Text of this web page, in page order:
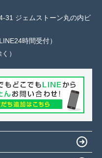
31 ジェムストーン丸の内ビ
時間受付）
）